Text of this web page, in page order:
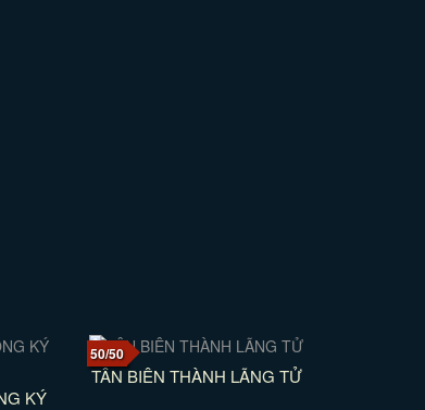
KÝ
50/50
TÂN BIÊN THÀNH LÃNG TỬ